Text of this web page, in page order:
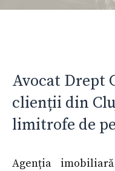
Avocat Drept
clienții din
limitrofe de
Agenția